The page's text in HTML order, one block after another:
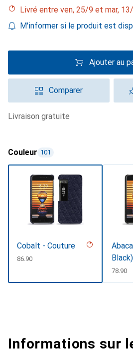
Livré entre ven, 25/9 et mar,
M'informer si le produit est
Ajouter au
Comparer
livraison gratuite
Couleur 101
Cobalt - Couture
CHF
86.90
Black)
CHF
78.90
Informations sur